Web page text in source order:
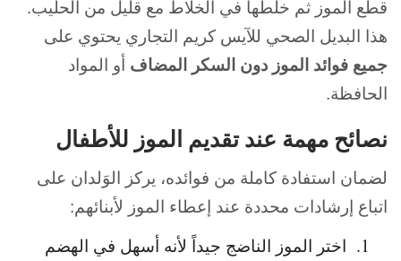
قطع الموز ثم خلطها في الخلاط مع قليل من الحليب.
هذا البديل الصحي للآيس كريم التجاري يحتوي على
جميع فوائد الموز دون السكر المضاف أو المواد
الحافظة.
نصائح مهمة عند تقديم الموز للأطفال
لضمان استفادة كاملة من فوائده، يركز الوَلدان على
اتباع إرشادات محددة عند إعطاء الموز لأبنائهم:
اختر الموز الناضج جيداً لأنه أسهل في الهضم